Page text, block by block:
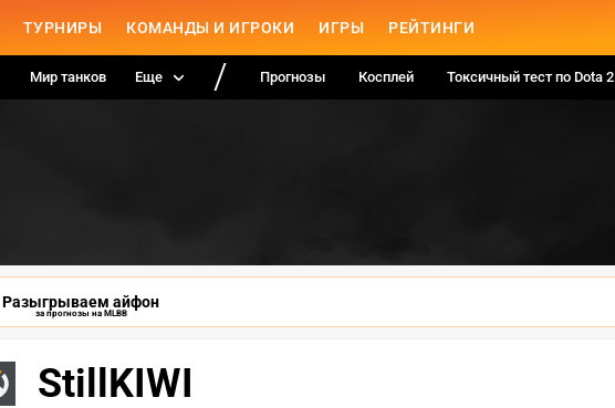
ТУРНИРЫ КОМАНДЫ И ИГРОКИ ИГРЫ РЕЙТИНГИ
Мир танков Еще Прогнозы Косплей Токсичный тест по Dota 2
Разыгрываем айфон
за прогнозы на MLBB
StillKIWI